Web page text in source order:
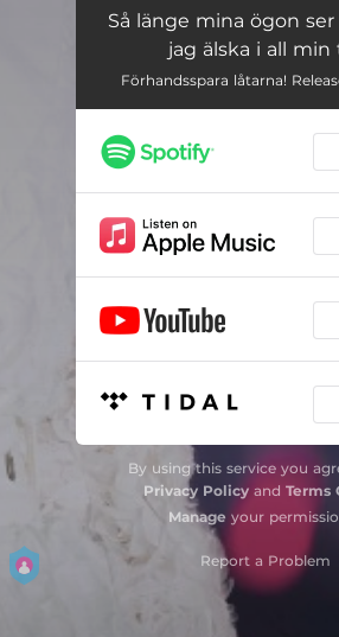
Så länge mina ögon ser
Dej ska jag älska i all min
Så länge mina ögon ser
jag älska i all min
Förhandsspara låtarna!
By using this service you
Privacy Policyand Terms
Manage your
Report a Problem